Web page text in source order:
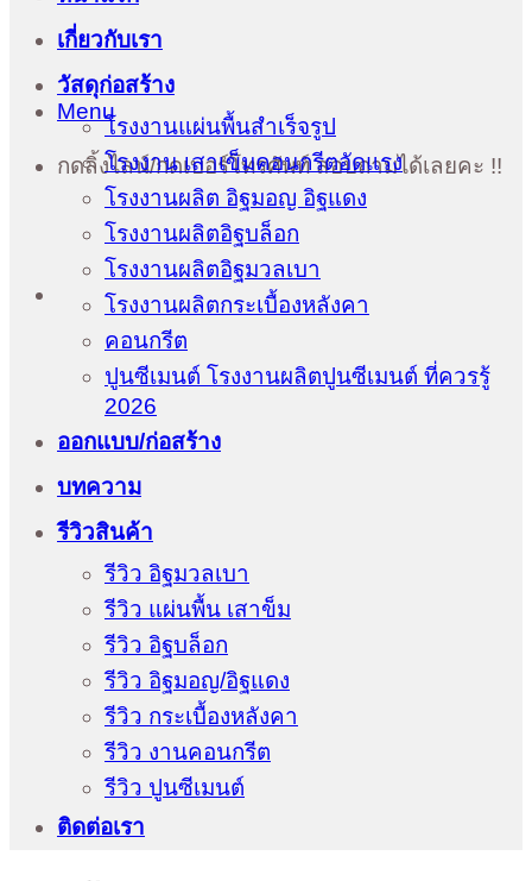
Menu
กดลิ้งไลน์/กดเบอร์โทรศัพท์ สอบถามได้เลยคะ !!
เกี่ยวกับเรา
วัสดุก่อสร้าง
โรงงานแผ่นพื้นสำเร็จรูป
โรงงาน เสาเข็มคอนกรีตอัดแรง
โรงงานผลิต อิฐมอญ อิฐแดง
โรงงานผลิตอิฐบล็อก
โรงงานผลิตอิฐมวลเบา
โรงงานผลิตกระเบื้องหลังคา
คอนกรีต
ปูนซีเมนต์ โรงงานผลิตปูนซีเมนต์ ที่ควรรู้
2026
ออกแบบ/ก่อสร้าง
บทความ
รีวิวสินค้า
รีวิว อิฐมวลเบา
รีวิว แผ่นพื้น เสาข็ม
รีวิว อิฐบล็อก
รีวิว อิฐมอญ/อิฐแดง
รีวิว กระเบื้องหลังคา
รีวิว งานคอนกรีต
รีวิว ปูนซีเมนต์
ติดต่อเรา